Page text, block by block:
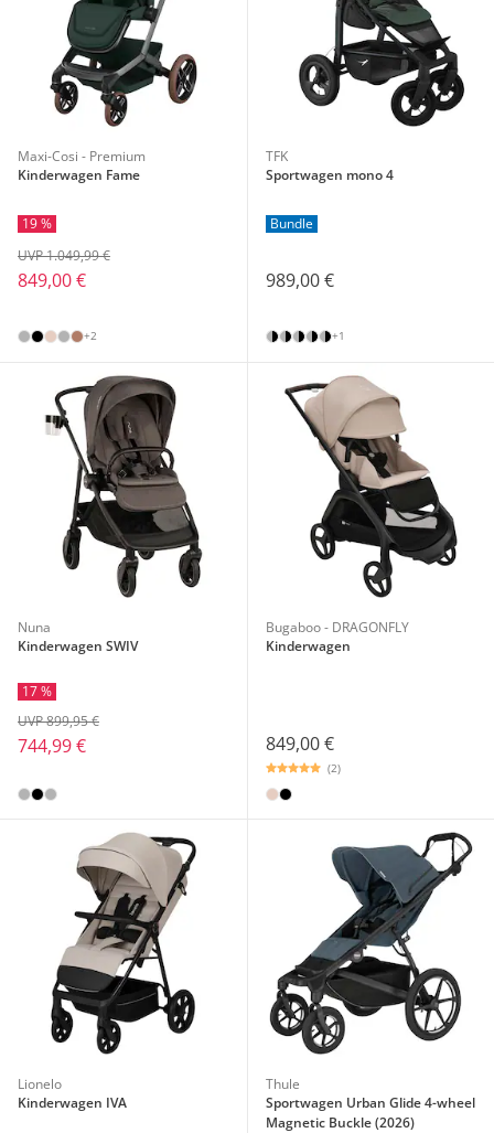
Maxi-Cosi - Premium
Kinderwagen Fame
19 %
849,00 €
UVP 1.049,99 €
+2
TFK
Sportwagen mono 4
Bundle
989,00 €
+1
Nuna
Kinderwagen SWIV
17 %
744,99 €
UVP 899,95 €
Bugaboo - DRAGONFLY
Kinderwagen
849,00 €
(2)
Lionelo
Kinderwagen IVA
Thule
Sportwagen Urban Glide 4-wheel
Magnetic Buckle (2026)